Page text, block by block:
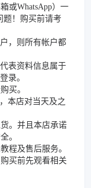
或WhatsApp）一
题！购买前请考
，则所有帐户都
表资料信息属于
录。
买。
本店对当天及之
。并且本店承诺
。
程及售后服务。
买前先观看相关